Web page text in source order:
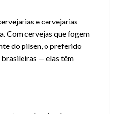
e cervejarias
Com cervejas que fogem
do pilsen, o preferido
brasileiras — elas têm